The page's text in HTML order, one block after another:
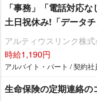
「事務」「電話対応
土日祝休み!「データ
アルティウスリンク株
時給1,190円
アルバイト・パート / 契約社
生命保険の定期連絡